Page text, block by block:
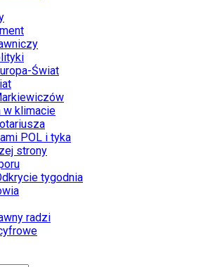
Świat
w klimacie
POL i tyka
strony
tygodnia
radzi